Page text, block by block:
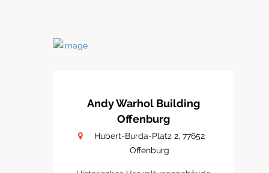
Andy Warhol Building
Offenburg
Hubert-Burda-Platz 2, 77652
Offenburg